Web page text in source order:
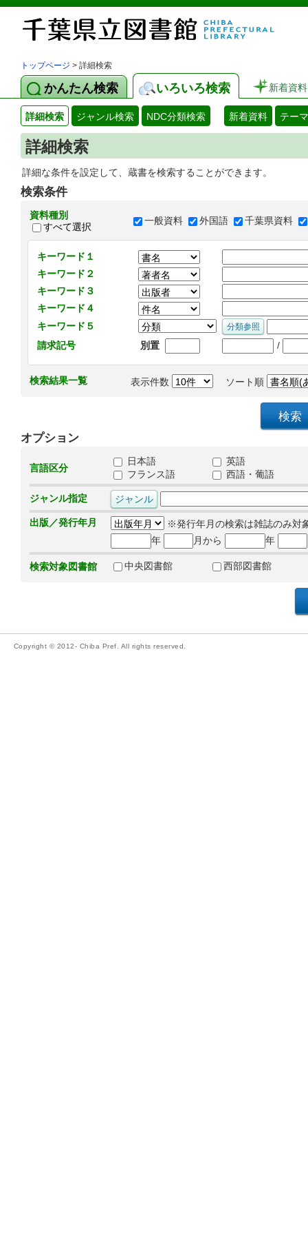
トップページ > 詳細検索
かんたん検索 いろいろ検索 新着資料
詳細検索 ジャンル検索 NDC分類検索 新着資料 テー
詳細検索
詳細な条件を設定して、蔵書を検索することができます。
検索条件
資料種別
すべて選択
一般資料 外国語 千葉県資料
キーワード１
キーワード２
キーワード３
キーワード４
キーワード５
請求記号
別置 /
検索結果一覧 表示件数 ソート順
オプション
言語区分
日本語
英語
フランス語
西語・葡語
ジャンル指定
出版／発行年月
※発行年月の検索は雑誌のみ対
年
月から 年
検索対象図書館 中央図書館 西部図書館
Copyright © 2012- Chiba Pref. All rights reserved.